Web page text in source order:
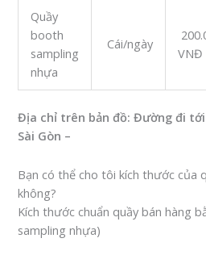
Quầy
booth
sampling
nhựa
Cái/ngày
VNĐ
Địa chỉ trên bản đồ: Đường đi
Sài Gòn –
Bạn có thể cho tôi kích thước của
không?
Kích thước chuẩn quầy bán hàng
sampling nhựa)